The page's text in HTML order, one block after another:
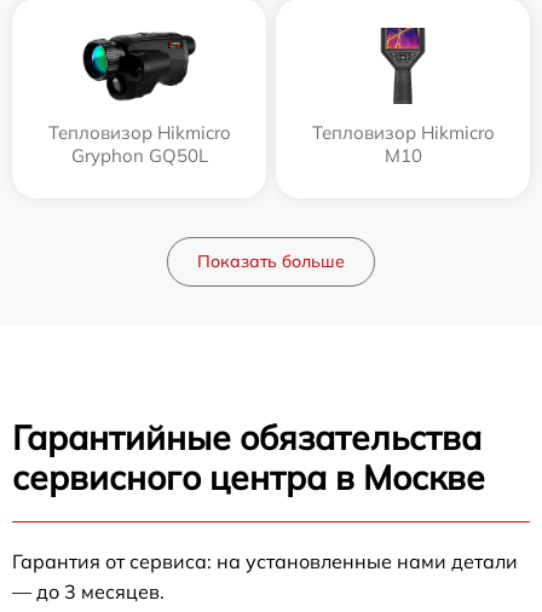
Тепловизор Hikmicro
Gryphon GQ50L
Тепловизор Hikmicro
M10
Показать больше
Гарантийные обязательства
сервисного центра в Москве
Гарантия от сервиса: на установленные нами детали
— до 3 месяцев.